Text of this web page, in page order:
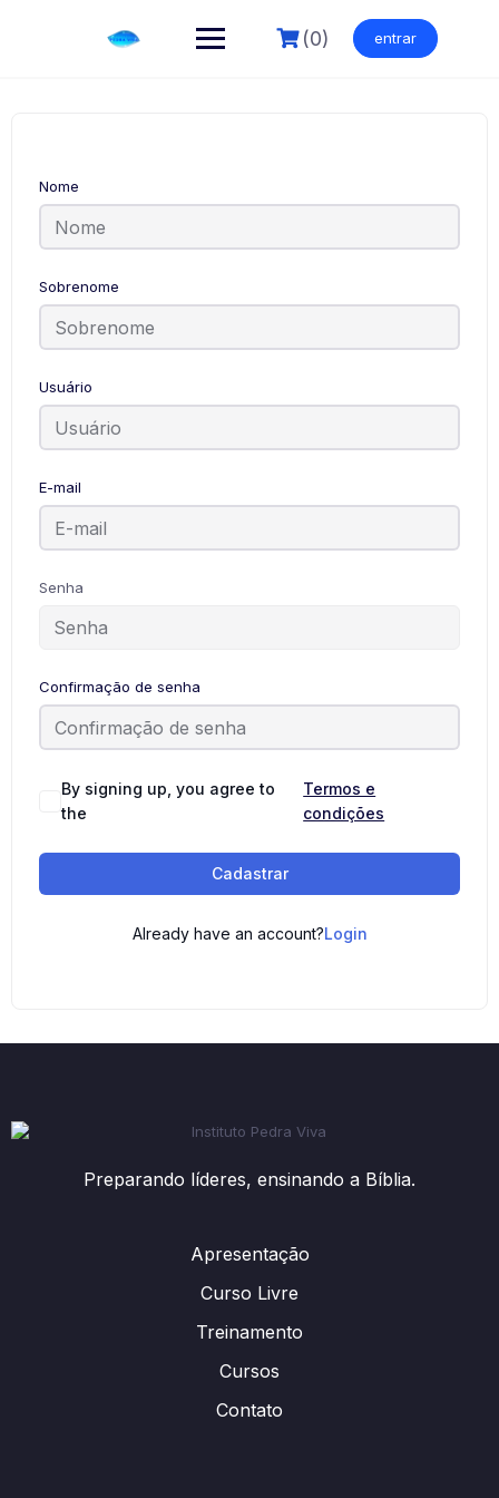
(0) entrar
Nome
Sobrenome
Usuário
E-mail
Senha
Confirmação de senha
By signing up, you agree to
the
Termos e
condições
Cadastrar
Already have an account?Login
Preparando líderes, ensinando a Bíblia.
Apresentação
Curso Livre
Treinamento
Cursos
Contato